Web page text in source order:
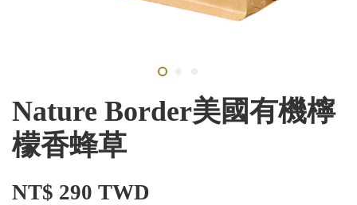
Nature Border美國有機檸
檬香蜂草
NT$ 290 TWD